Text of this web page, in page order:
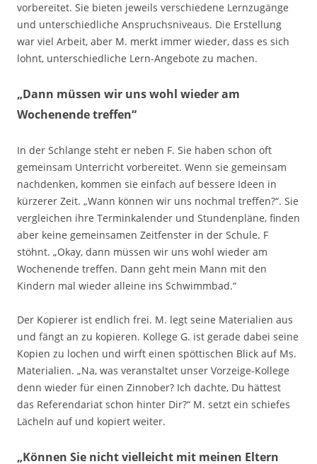
vorbereitet. Sie bieten jeweils verschiedene Lernzugänge
und unterschiedliche Anspruchsniveaus. Die Erstellung
war viel Arbeit, aber M. merkt immer wieder, dass es sich
lohnt, unterschiedliche Lern-Angebote zu machen.
„Dann müssen wir uns wohl wieder am
Wochenende treffen“
In der Schlange steht er neben F. Sie haben schon oft
gemeinsam Unterricht vorbereitet. Wenn sie gemeinsam
nachdenken, kommen sie einfach auf bessere Ideen in
kürzerer Zeit. „Wann können wir uns nochmal treffen?“. Sie
vergleichen ihre Terminkalender und Stundenpläne, finden
aber keine gemeinsamen Zeitfenster in der Schule. F
stöhnt. „Okay, dann müssen wir uns wohl wieder am
Wochenende treffen. Dann geht mein Mann mit den
Kindern mal wieder alleine ins Schwimmbad.“
Der Kopierer ist endlich frei. M. legt seine Materialien aus
und fängt an zu kopieren. Kollege G. ist gerade dabei seine
Kopien zu lochen und wirft einen spöttischen Blick auf Ms.
Materialien. „Na, was veranstaltet unser Vorzeige-Kollege
denn wieder für einen Zinnober? Ich dachte, Du hättest
das Referendariat schon hinter Dir?“ M. setzt ein schiefes
Lächeln auf und kopiert weiter.
„Können Sie nicht vielleicht mit meinen Eltern